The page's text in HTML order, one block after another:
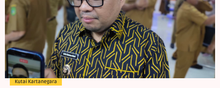
Kutai Kartanegara